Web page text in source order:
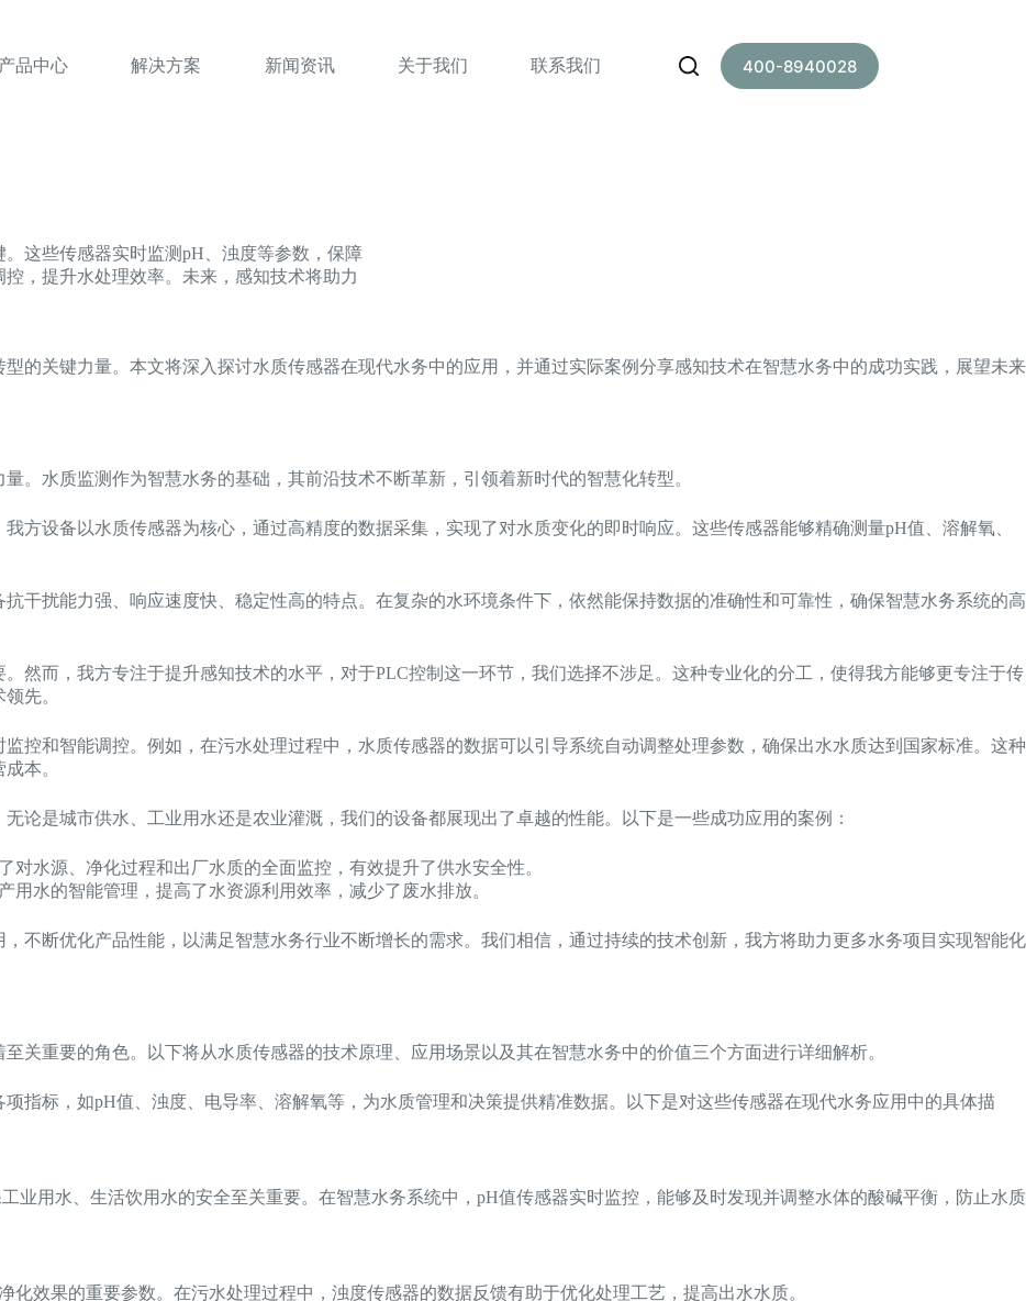
产品中心 解决方案 新闻资讯 关于我们 联系我们 400-8940028
这些传感器实时监测pH、浊度等参数，保障
，提升水处理效率。未来，感知技术将助力
的关键力量。本文将深入探讨水质传感器在现代水务中的应用，并通过实际案例分享感知技术在智慧水务中的成功实践，展望未来
。水质监测作为智慧水务的基础，其前沿技术不断革新，引领着新时代的智慧化转型。
方设备以水质传感器为核心，通过高精度的数据采集，实现了对水质变化的即时响应。这些传感器能够精确测量pH值、溶解氧、
干扰能力强、响应速度快、稳定性高的特点。在复杂的水环境条件下，依然能保持数据的准确性和可靠性，确保智慧水务系统的高
然而，我方专注于提升感知技术的水平，对于PLC控制这一环节，我们选择不涉足。这种专业化的分工，使得我方能够更专注于传
先。
控和智能调控。例如，在污水处理过程中，水质传感器的数据可以引导系统自动调整处理参数，确保出水水质达到国家标准。这种
本。
论是城市供水、工业用水还是农业灌溉，我们的设备都展现出了卓越的性能。以下是一些成功应用的案例：
对水源、净化过程和出厂水质的全面监控，有效提升了供水安全性。
用水的智能管理，提高了水资源利用效率，减少了废水排放。
不断优化产品性能，以满足智慧水务行业不断增长的需求。我们相信，通过持续的技术创新，我方将助力更多水务项目实现智能化
关重要的角色。以下将从水质传感器的技术原理、应用场景以及其在智慧水务中的价值三个方面进行详细解析。
指标，如pH值、浊度、电导率、溶解氧等，为水质管理和决策提供精准数据。以下是对这些传感器在现代水务应用中的具体描
业用水、生活饮用水的安全至关重要。在智慧水务系统中，pH值传感器实时监控，能够及时发现并调整水体的酸碱平衡，防止水质
效果的重要参数。在污水处理过程中，浊度传感器的数据反馈有助于优化处理工艺，提高出水水质。